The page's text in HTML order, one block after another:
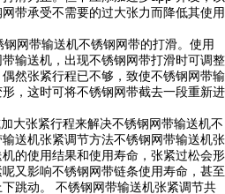
带承受不需要的过大张力而降低其使用
网带输送机不锈钢网带的打滑。使用
输送机，出现不锈钢网带打滑时可调整
然张紧行程已不够，致使不锈钢网带输
，这时可将不锈钢网带截去一段重新进
大张紧行程来解决不锈钢网带输送机不
送机张紧调节方法不锈钢网带输送机张
的使用结果和使用寿命，张紧过松会形
又影响不锈钢网带链条使用寿命，甚至
跳动。 不锈钢网带输送机张紧调节共